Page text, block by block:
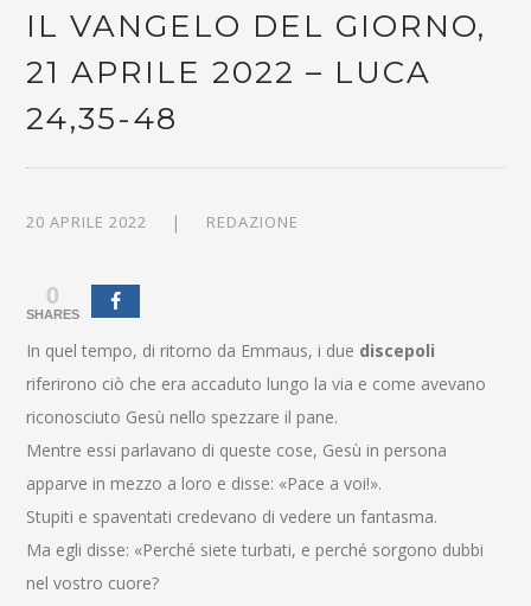
IL VANGELO DEL GIORNO,
21 APRILE 2022 – LUCA
24,35-48
20 APRILE 2022 REDAZIONE
0
SHARES
In quel tempo, di ritorno da Emmaus, i due discepoli
riferirono ciò che era accaduto lungo la via e come avevano
riconosciuto Gesù nello spezzare il pane.
Mentre essi parlavano di queste cose, Gesù in persona
apparve in mezzo a loro e disse: «Pace a voi!».
Stupiti e spaventati credevano di vedere un fantasma.
Ma egli disse: «Perché siete turbati, e perché sorgono dubbi
nel vostro cuore?